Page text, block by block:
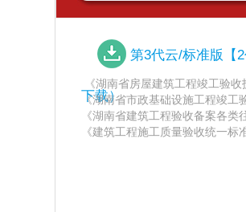
第3代云/标准版【
下载）
《湖南省房屋建筑工程竣工验
《湖南省市政基础设施工程竣
《湖南省建筑工程验收备案各
《建筑工程施工质量验收统一标